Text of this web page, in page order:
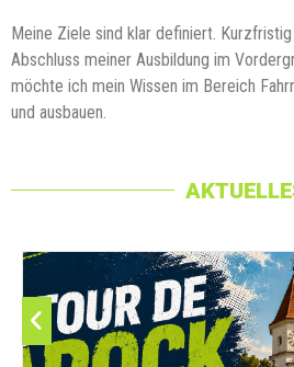
Meine Ziele sind klar definiert.
Abschluss meiner Ausbildung im
möchte ich mein Wissen im Bereich
und ausbauen.